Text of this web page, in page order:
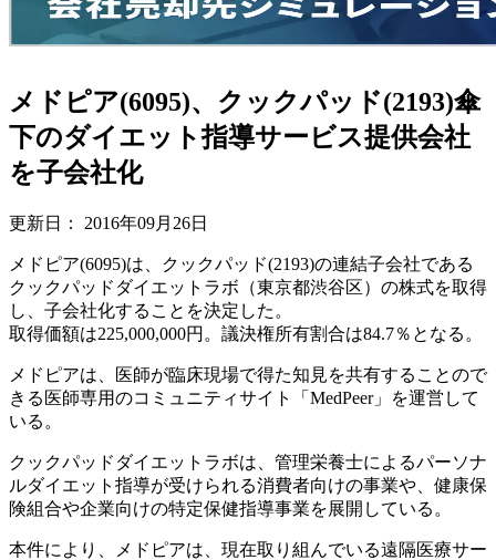
メドピア(6095)、クックパッド(2193)傘
下のダイエット指導サービス提供会社
を子会社化
更新日： 2016年09月26日
メドピア(6095)は、クックパッド(2193)の連結子会社である
クックパッドダイエットラボ（東京都渋谷区）の株式を取得
し、子会社化することを決定した。
取得価額は225,000,000円。議決権所有割合は84.7％となる。
メドピアは、医師が臨床現場で得た知見を共有することので
きる医師専用のコミュニティサイト「MedPeer」を運営して
いる。
クックパッドダイエットラボは、管理栄養士によるパーソナ
ルダイエット指導が受けられる消費者向けの事業や、健康保
険組合や企業向けの特定保健指導事業を展開している。
本件により、メドピアは、現在取り組んでいる遠隔医療サー